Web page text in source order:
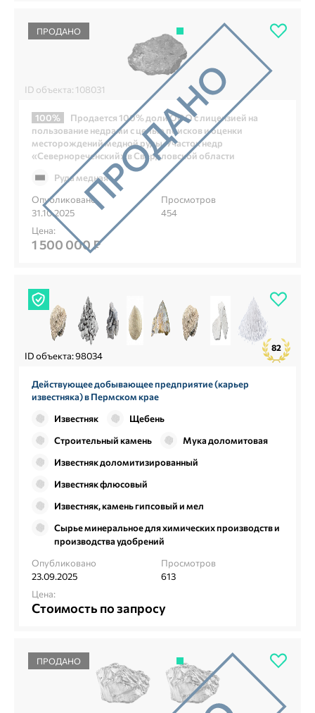
ПРОДАНО
ID объекта: 108031
100%
Продается 100% доли ООО с лицензией на
пользование недрами с целью поисков и оценки
месторождений медной руды. Участок недр
«Севернореченский» в Свердловской области
Руда медная
Опубликовано
31.10.2025
Просмотров
454
Цена:
1 500 000 ₽
ID объекта: 98034
82
Действующее добывающее предприятие (карьер
известняка) в Пермском крае
Известняк
Щебень
Строительный камень
Мука доломитовая
Известняк доломитизированный
Известняк флюсовый
Известняк, камень гипсовый и мел
Сырье минеральное для химических производств и
производства удобрений
Опубликовано
23.09.2025
Просмотров
613
Цена:
Стоимость по запросу
ПРОДАНО